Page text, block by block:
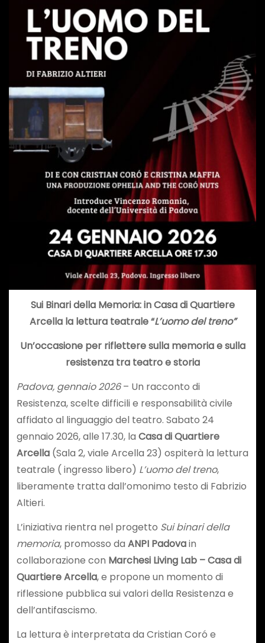
Sui Binari della Memoria: in Casa di Quartiere
Arcella la lettura teatrale “L’uomo del treno”
Un’occasione per riflettere sulla memoria e sulla
resistenza tra teatro e storia
Padova, gennaio 2026– Un racconto di
Resistenza, scelte difficili e responsabilità civile
affidato al linguaggio del teatro. Sabato 24
gennaio 2026, alle 17.30, la Casa di Quartiere
Arcella(Sala 2, viale Arcella 23) ospiterà la lettura
teatrale ( ingresso libero) L’uomo del treno,
liberamente tratta dall’omonimo testo di Fabrizio
Altieri.
L’iniziativa rientra nel progetto Sui binari della
memoria, promosso da ANPI Padovain
collaborazione con Marchesi Living Lab – Casa di
Quartiere Arcella, e propone un momento di
riflessione pubblica sui valori della Resistenza e
dell’antifascismo.
La lettura è interpretata da Cristian Coró e